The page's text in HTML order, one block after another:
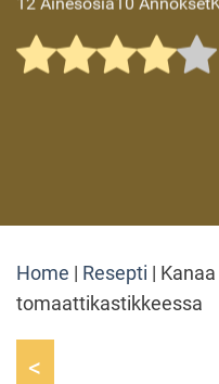
Home Resepti
tomaattikastikkeessa
<